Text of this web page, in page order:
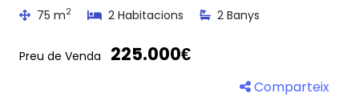
75 m2 2 Habitacions 2 Banys
Preu de Venda 225.000€
Comparteix